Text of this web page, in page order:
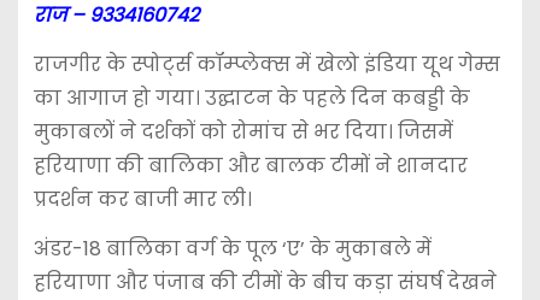
राज – 9334160742
राजगीर के स्पोर्ट्स कॉम्प्लेक्स में खेलो इंडिया यूथ गेम्स
का आगाज हो गया। उद्घाटन के पहले दिन कबड्डी के
मुकाबलों ने दर्शकों को रोमांच से भर दिया। जिसमें
हरियाणा की बालिका और बालक टीमों ने शानदार
प्रदर्शन कर बाजी मार ली।
अंडर-18 बालिका वर्ग के पूल ‘ए’ के मुकाबले में
हरियाणा और पंजाब की टीमों के बीच कड़ा संघर्ष देखने